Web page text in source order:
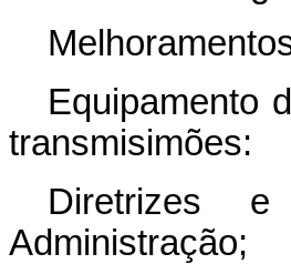
Equipamento
transmisimões:
Diretrizes
Administração;